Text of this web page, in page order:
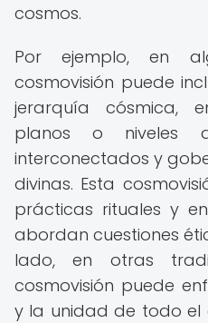
cosmos.
Por ejemplo, en
cosmovisión puede
jerarquía cósmica,
planos o niveles
interconectados y
divinas. Esta
prácticas rituales y
abordan cuestiones
lado, en otras
cosmovisión puede
y la unidad de todo el